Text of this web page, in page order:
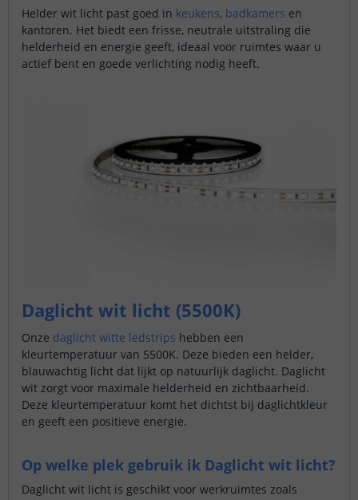
Helder wit licht past goed in keukens, badkamers en
kantoren. Het biedt een frisse, neutrale uitstraling die
helderheid en energie geeft, ideaal voor ruimtes waar u
actief bent en goede verlichting nodig heeft.
Daglicht wit licht (5500K)
Onze daglicht witte ledstrips hebben een
kleurtemperatuur van 5500K. Deze bieden een helder,
blauwachtig licht dat lijkt op natuurlijk daglicht. Daglicht
wit zorgt voor maximale helderheid en zichtbaarheid.
Deze kleurtemperatuur komt het dichtst bij daglichtkleur
en geeft een positieve energie.
Op welke plek gebruik ik Daglicht wit licht?
Daglicht wit licht is geschikt voor werkruimtes zoals